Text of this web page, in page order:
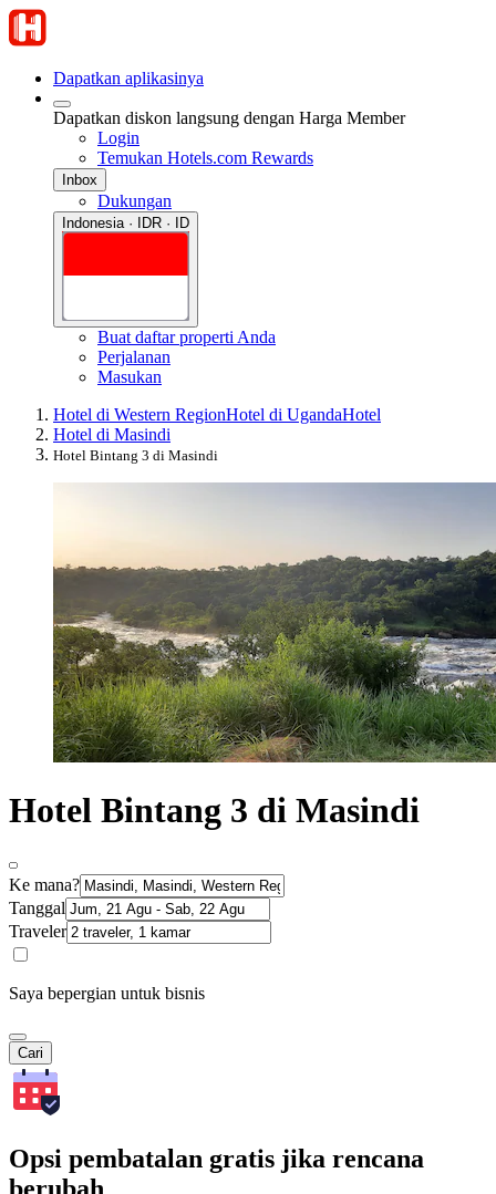
Dapatkan aplikasinya
Dapatkan diskon langsung dengan Harga Member
Login
Temukan Hotels.com Rewards
Inbox
Dukungan
Indonesia · IDR · ID
Buat daftar properti Anda
Perjalanan
Masukan
Hotel di Western RegionHotel di UgandaHotel
Hotel di Masindi
Hotel Bintang 3 di Masindi
Hotel Bintang 3 di Masindi
Ke mana?
Tanggal
Traveler
Saya bepergian untuk bisnis
Cari
Opsi pembatalan gratis jika rencana